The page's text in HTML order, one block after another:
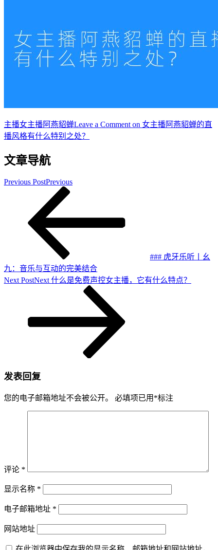
主播女主播阿燕貂蝉Leave a Comment on 女主播阿燕貂蝉的直
播风格有什么特别之处？
文章导航
Previous PostPrevious
### 虎牙乐听丨幺
九：音乐与互动的完美结合
Next PostNext 什么是免费声控女主播，它有什么特点？
发表回复
您的电子邮箱地址不会被公开。 必填项已用 *标注
评论 *
显示名称 *
电子邮箱地址 *
网站地址